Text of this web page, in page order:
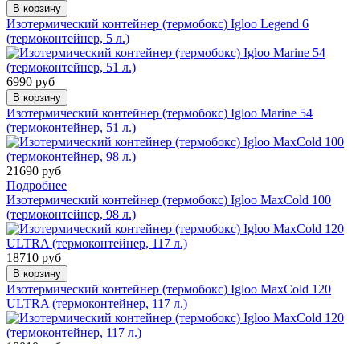
В корзину
Изотермический контейнер (термобокс) Igloo Legend 6
(термоконтейнер, 5 л.)
6990 руб
В корзину
Изотермический контейнер (термобокс) Igloo Marine 54
(термоконтейнер, 51 л.)
21690 руб
Подробнее
Изотермический контейнер (термобокс) Igloo MaxCold 100
(термоконтейнер, 98 л.)
18710 руб
В корзину
Изотермический контейнер (термобокс) Igloo MaxCold 120
ULTRA (термоконтейнер, 117 л.)